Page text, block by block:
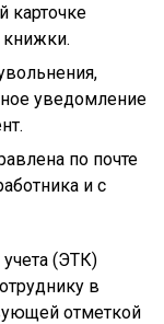
карточке
книжки.
уведомление
по почте
и с
(ЭТК)
в
отметкой